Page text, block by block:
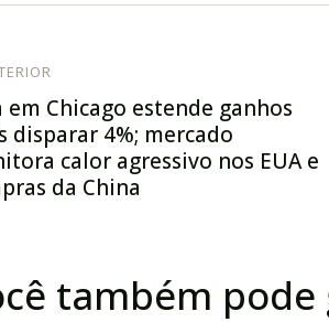
em Chicago estende ganhos
disparar 4%; mercado
calor agressivo nos EUA e
da China
também